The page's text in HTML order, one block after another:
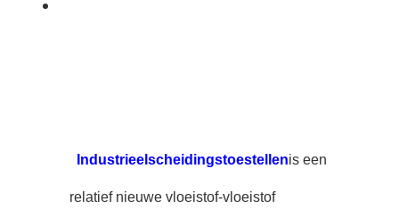
Industrieel scheidingstoestellenis een
relatief nieuwe vloeistof-vloeistof